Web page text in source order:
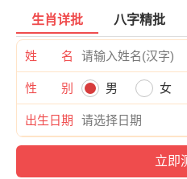
生肖详批 八字精批
姓 名
性 别 男 女
出生日期